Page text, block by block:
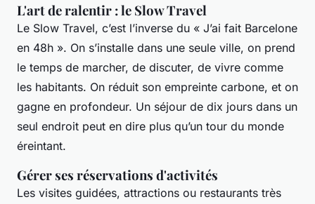
L'art de ralentir : le Slow Travel
Le Slow Travel, c’est l’inverse du « J’ai fait Barcelone
en 48h ». On s’installe dans une seule ville, on prend
le temps de marcher, de discuter, de vivre comme
les habitants. On réduit son empreinte carbone, et on
gagne en profondeur. Un séjour de dix jours dans un
seul endroit peut en dire plus qu’un tour du monde
éreintant.
Gérer ses réservations d'activités
Les visites guidées, attractions ou restaurants très